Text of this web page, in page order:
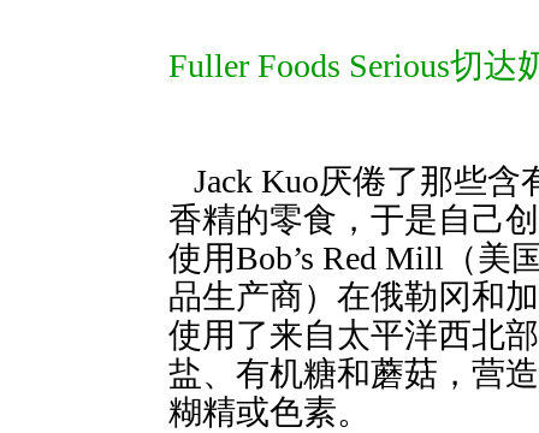
Fuller Foods Serious切
Jack Kuo厌倦了那些
香精的零食，于是自己
使用Bob’s Red Mill（美
品生产商）在俄勒冈和
使用了来自太平洋西北
盐、有机糖和蘑菇，营
糊精或色素。